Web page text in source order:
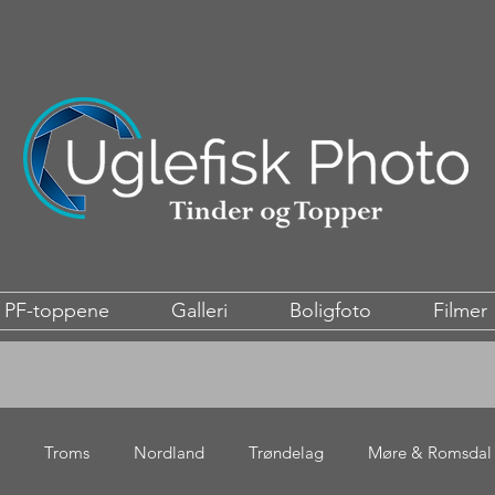
PF-toppene Galleri Boligfoto Filmer
Troms Nordland Trøndelag Møre & Romsdal